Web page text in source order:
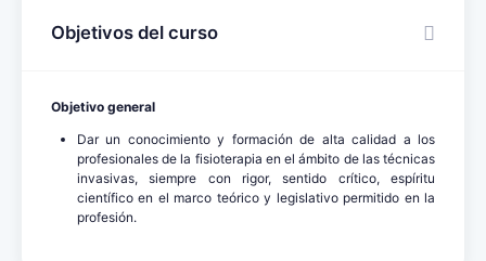
Objetivos del curso
Objetivo general
Dar un conocimiento y formación de alta calidad a los
profesionales de la fisioterapia en el ámbito de las técnicas
invasivas, siempre con rigor, sentido crítico, espíritu
científico en el marco teórico y legislativo permitido en la
profesión.